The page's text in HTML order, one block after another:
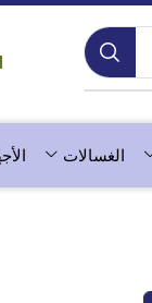
الغسالات